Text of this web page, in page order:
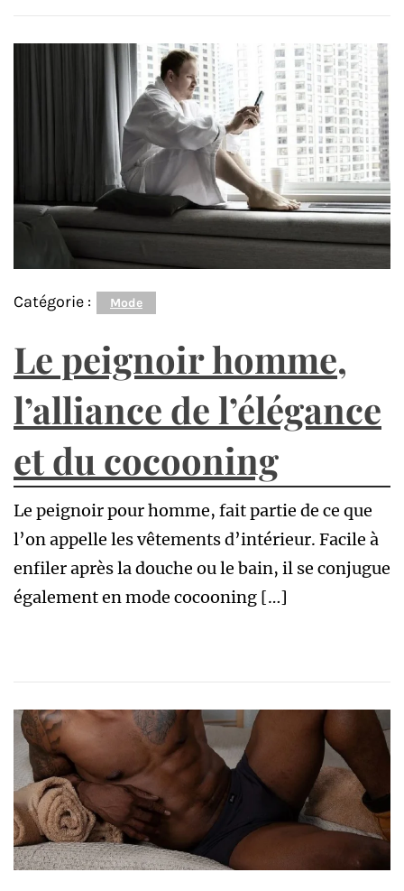
Catégorie : Mode
Le peignoir homme,
l’alliance de l’élégance
et du cocooning
Le peignoir pour homme, fait partie de ce que
l’on appelle les vêtements d’intérieur. Facile à
enfiler après la douche ou le bain, il se conjugue
également en mode cocooning […]